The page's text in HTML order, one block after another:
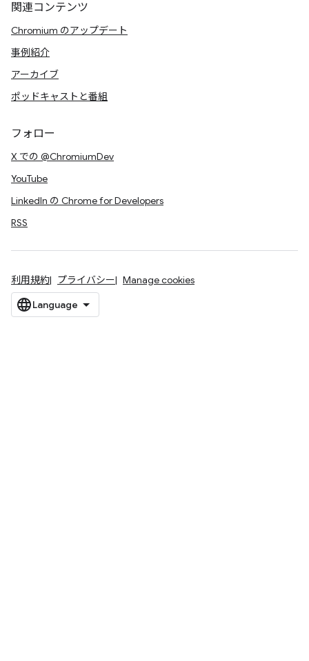
関連コンテンツ
Chromium のアップデート
事例紹介
アーカイブ
ポッドキャストと番組
フォロー
X での @ChromiumDev
YouTube
LinkedIn の Chrome for Developers
RSS
利用規約 プライバシー Manage cookies